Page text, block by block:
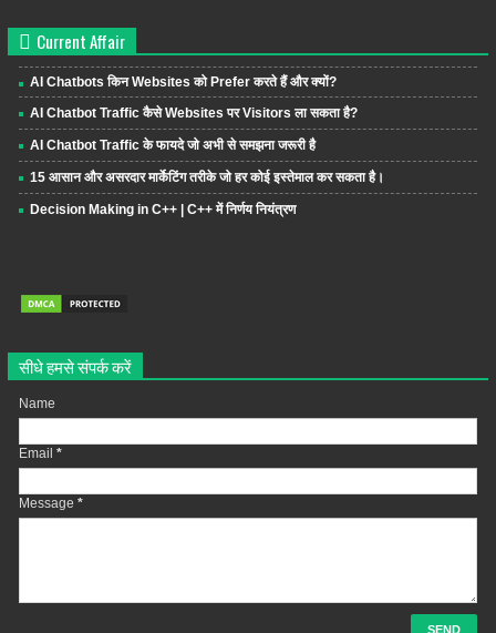
Current Affair
AI Chatbots किन Websites को Prefer करते हैं और क्यों?
AI Chatbot Traffic कैसे Websites पर Visitors ला सकता है?
AI Chatbot Traffic के फायदे जो अभी से समझना जरूरी है
15 आसान और असरदार मार्केटिंग तरीके जो हर कोई इस्तेमाल कर सकता है।
Decision Making in C++ | C++ में निर्णय नियंत्रण
सीधे हमसे संपर्क करें
Name
Email *
Message *